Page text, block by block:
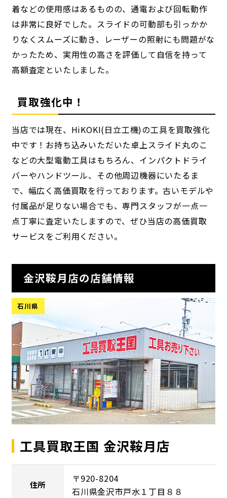
着などの使用感はあるものの、通電および回転動作
は非常に良好でした。スライドの可動部も引っかか
りなくスムーズに動き、レーザーの照射にも問題がな
かったため、実用性の高さを評価して自信を持って
高額査定といたしました。
買取強化中！
当店では現在、HiKOKI(日立工機)の工具を買取強化
中です！お持ち込みいただいた卓上スライド丸のこ
などの大型電動工具はもちろん、インパクトドライ
バーやハンドツール、その他周辺機器にいたるま
で、幅広く高価買取を行っております。古いモデルや
付属品が足りない場合でも、専門スタッフが一点一
点丁寧に査定いたしますので、ぜひ当店の高価買取
サービスをご利用ください。
金沢鞍月店の店舗情報
石川県
工具買取王国 金沢鞍月店
住所
〒920-8204
石川県金沢市戸水１丁目８８